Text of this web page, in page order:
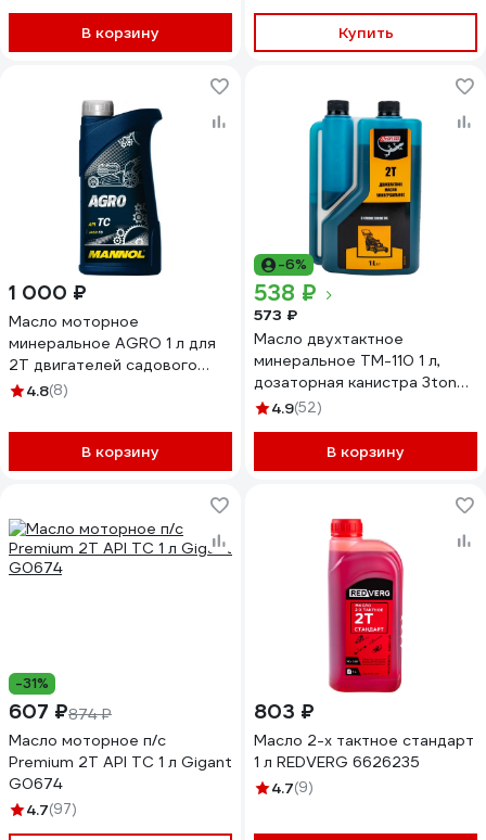
В корзину
FB, 2T VITEX v334401
Купить
1 000 ₽
Масло моторное
минеральное AGRO 1 л для
2Т двигателей садового
оборудования MANNOL 1435
4.8(8)
В корзину
-6%
538 ₽
573 ₽
Масло двухтактное
минеральное ТМ-110 1 л,
дозаторная канистра 3ton
55267
4.9(52)
В корзину
-31%
607 ₽874 ₽
Масло моторное п/с
Premium 2Т API TC 1 л Gigant
G0674
4.7(97)
803 ₽
Масло 2-х тактное стандарт
1 л REDVERG 6626235
4.7(9)